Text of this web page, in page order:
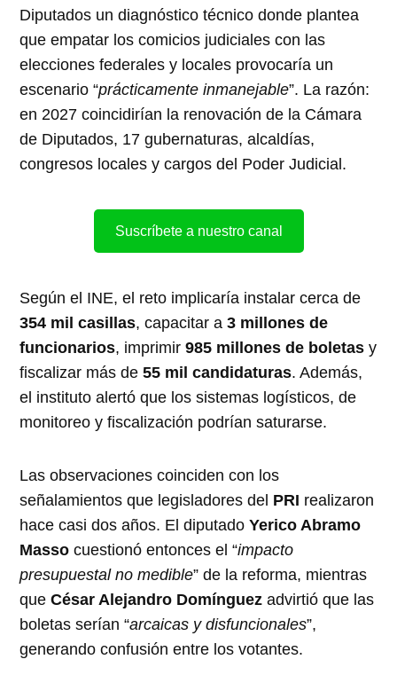
Diputados un diagnóstico técnico donde plantea
que empatar los comicios judiciales con las
elecciones federales y locales provocaría un
escenario “prácticamente inmanejable”. La razón:
en 2027 coincidirían la renovación de la Cámara
de Diputados, 17 gubernaturas, alcaldías,
congresos locales y cargos del Poder Judicial.
Suscríbete a nuestro canal
Según el INE, el reto implicaría instalar cerca de
354 mil casillas, capacitar a3 millones de
funcionarios, imprimir985 millones de boletas y
fiscalizar más de55 mil candidaturas. Además,
el instituto alertó que los sistemas logísticos, de
monitoreo y fiscalización podrían saturarse.
Las observaciones coinciden con los
señalamientos que legisladores del PRI realizaron
hace casi dos años. El diputadoYerico Abramo
Masso cuestionó entonces el “impacto
presupuestal no medible” de la reforma, mientras
queCésar Alejandro Domínguez advirtió que las
boletas serían “arcaicas y disfuncionales”,
generando confusión entre los votantes.